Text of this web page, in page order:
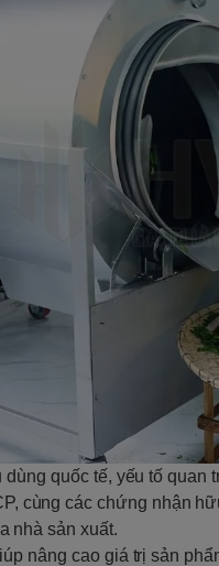
quốc tế, yếu tố
cùng các chứng nhận
nhà sản xuất.
nâng cao giá trị sản